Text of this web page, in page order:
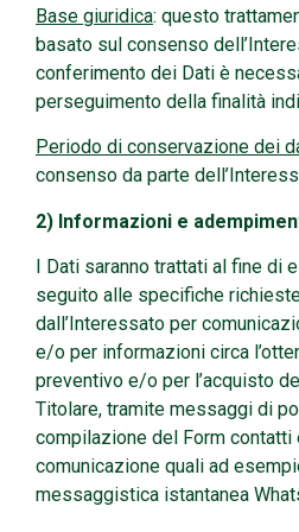
Base giuridica: questo
basato sul consenso
conferimento dei Dati è
perseguimento della finalità
Periodo di conservazione dei
consenso da parte
2) Informazioni e
I Dati saranno trattati al fine di
seguito alle specifiche
dall’Interessato per
e/o per informazioni circa
preventivo e/o per l’acquisto
Titolare, tramite messaggi di
compilazione del Form
comunicazione quali ad
messaggistica istantanea